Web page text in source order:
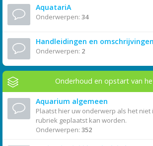
AquatariA
Onderwerpen: 34
Handleidingen en omschrijvingen
Onderwerpen: 2
Onderhoud en opstart van
Aquarium algemeen
Plaatst hier uw onderwerp als het niet
rubriek geplaatst kan worden.
Onderwerpen: 352